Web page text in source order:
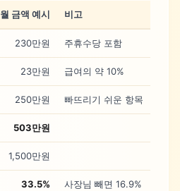
월 금액 예시 비고
230만원 주휴수당 포함
23만원 급여의 약 10%
250만원 빠뜨리기 쉬운 항목
503만원
1,500만원
33.5% 사장님 빼면 16.9%